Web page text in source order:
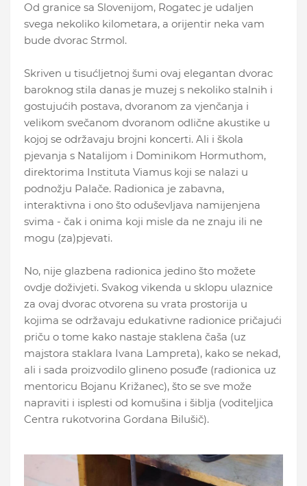
Od granice sa Slovenijom, Rogatec je udaljen
svega nekoliko kilometara, a orijentir neka vam
bude dvorac Strmol.
Skriven u tisućljetnoj šumi ovaj elegantan dvorac
baroknog stila danas je muzej s nekoliko stalnih i
gostujućih postava, dvoranom za vjenčanja i
velikom svečanom dvoranom odlične akustike u
kojoj se održavaju brojni koncerti. Ali i škola
pjevanja s Natalijom i Dominikom Hormuthom,
direktorima Instituta Viamus koji se nalazi u
podnožju Palače. Radionica je zabavna,
interaktivna i ono što oduševljava namijenjena
svima - čak i onima koji misle da ne znaju ili ne
mogu (za)pjevati.
No, nije glazbena radionica jedino što možete
ovdje doživjeti. Svakog vikenda u sklopu ulaznice
za ovaj dvorac otvorena su vrata prostorija u
kojima se održavaju edukativne radionice pričajući
priču o tome kako nastaje staklena čaša (uz
majstora staklara Ivana Lampreta), kako se nekad,
ali i sada proizvodilo glineno posuđe (radionica uz
mentoricu Bojanu Križanec), što se sve može
napraviti i isplesti od komušina i šiblja (voditeljica
Centra rukotvorina Gordana Bilušič).